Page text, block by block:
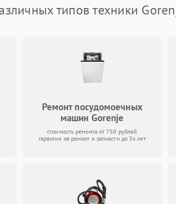
типов техники
Ремонт посудомоечных
машин Gorenje
стоимость ремонта от 750 рублей
гарантия на ремонт и запчасти до 3х лет